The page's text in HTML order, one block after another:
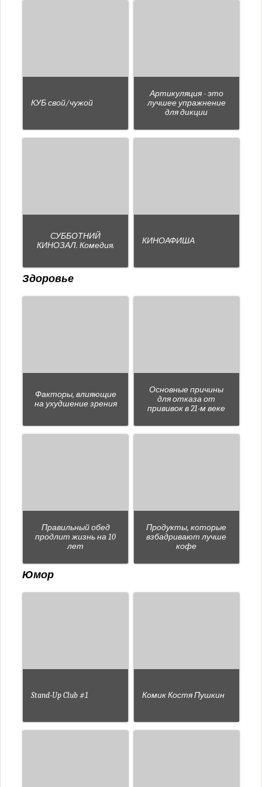
КУБ свой/чужой
Артикуляция - это
лучшее упражнение
для дикции
СУББОТНИЙ
КИНОЗАЛ. Комедия.
КИНОАФИША
Здоровье
Факторы, влияющие
на ухудшение зрения
Основные причины
для отказа от
прививок в 21-м веке
Правильный обед
продлит жизнь на 10
лет
Продукты, которые
взбадривают лучше
кофе
Юмор
Stand-Up Club #1 Комик Костя Пушкин